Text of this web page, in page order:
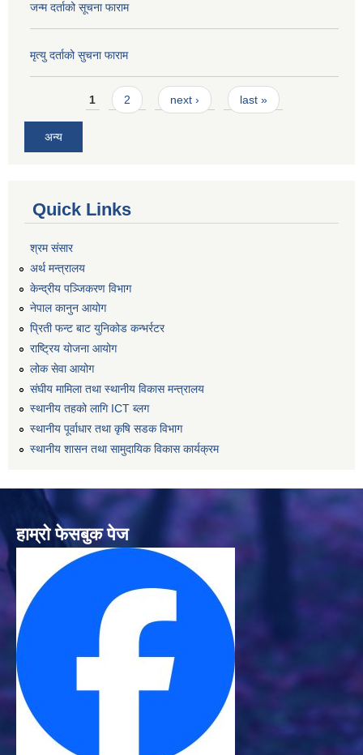
जन्म दर्ताको सूचना फाराम
मृत्यु दर्ताको सुचना फाराम
Pages1 2 next › last »
अन्य
Quick Links
श्रम संसार
अर्थ मन्त्रालय
केन्द्रीय पञ्जिकरण विभाग
नेपाल कानुन आयोग
प्रिती फन्ट बाट युनिकोड कन्भर्रटर
राष्ट्रिय योजना आयोग
लोक सेवा आयोग
संघीय मामिला तथा स्थानीय विकास मन्त्रालय
स्थानीय तहको लागि ICT ब्लग
स्थानीय पूर्वाधार तथा कृषि सडक विभाग
स्थानीय शासन तथा सामुदायिक विकास कार्यक्रम
हाम्रो फेसबुक पेज